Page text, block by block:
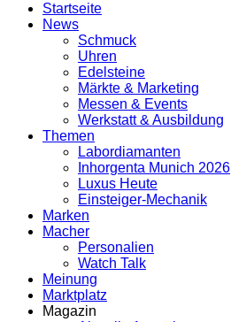
Startseite
News
Schmuck
Uhren
Edelsteine
Märkte & Marketing
Messen & Events
Werkstatt & Ausbildung
Themen
Labordiamanten
Inhorgenta Munich 2026
Luxus Heute
Einsteiger-Mechanik
Marken
Macher
Personalien
Watch Talk
Meinung
Marktplatz
Magazin